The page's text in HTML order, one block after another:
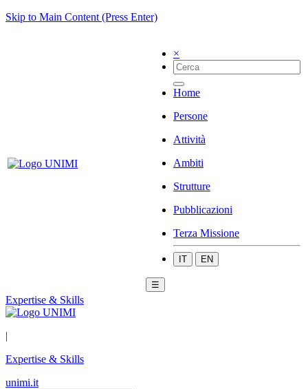
Skip to Main Content (Press Enter)
×
Home
Persone
Attività
Ambiti
Strutture
Pubblicazioni
Terza Missione
IT EN
☰
Expertise & Skills
|
Expertise & Skills
unimi.it